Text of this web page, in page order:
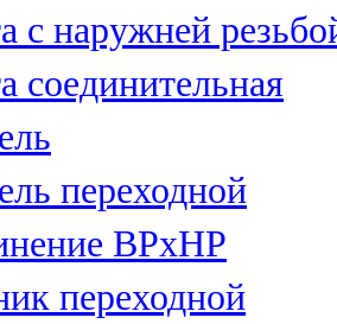
с наружней
соединительная
переходной
ВРхНР
переходной